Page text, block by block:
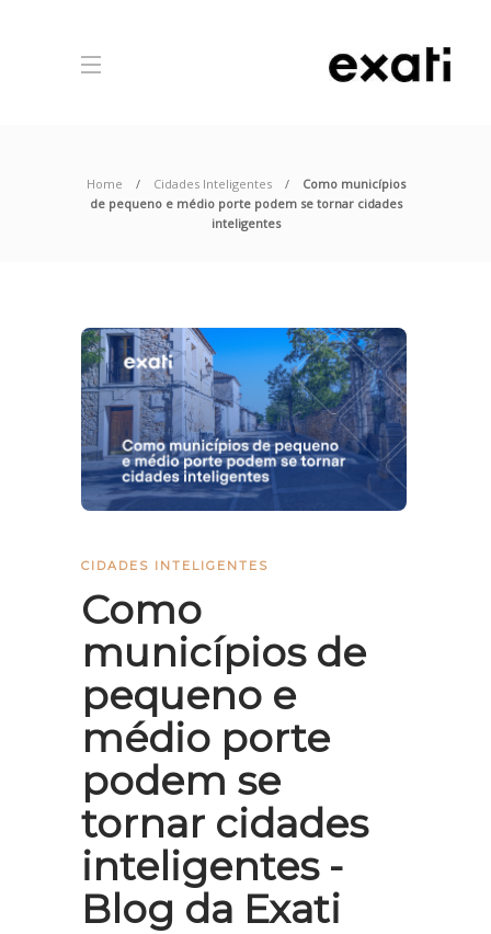
Home Cidades Inteligentes
Como municípios
de pequeno e médio porte podem se tornar cidades
inteligentes
CIDADES INTELIGENTES
Como
municípios de
pequeno e
médio porte
podem se
tornar cidades
inteligentes -
Blog da Exati